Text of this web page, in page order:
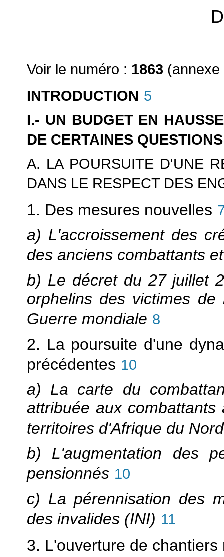
Voir le numéro : 1863 (annexe
INTRODUCTION 5
I.- UN BUDGET EN
DE CERTAINES QUESTIONS
A. LA POURSUITE D'UNE
DANS LE RESPECT DES
1. Des mesures nouvelles
a) L'accroissement des
des anciens combattants
b) Le décret du 27 juillet
orphelins des victimes
Guerre mondiale 8
2. La poursuite d'une
précédentes 10
a) La carte du
attribuée aux
territoires d'Afrique du Nord
b) L'augmentation des
pensionnés 10
c) La pérennisation des
des invalides (INI) 11
3. L'ouverture de chantiers